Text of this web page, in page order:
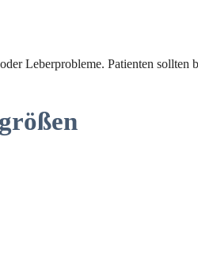
Leberprobleme. Patienten